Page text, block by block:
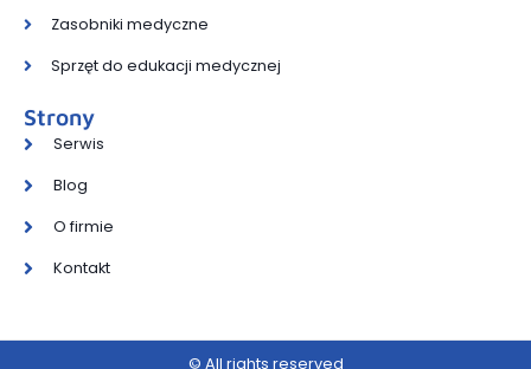
Zasobniki medyczne
Sprzęt do edukacji medycznej
Strony
Serwis
Blog
O firmie
Kontakt
© All rights reserved